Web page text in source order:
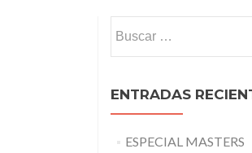
ENTRADAS
ESPECIAL MASTERS